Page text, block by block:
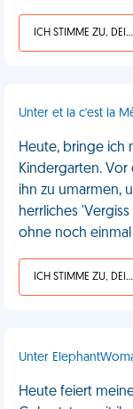
ICH STIMME ZU, DEIN LEBEN IST SCHEISSE
Unter et la c'est la
Heute, bringe ich
Kindergarten.
ihn zu umarmen,
herrliches
ohne noch einmal
ICH STIMME ZU, DEIN LEBEN IST SCHEISSE
Unter
Heute feiert